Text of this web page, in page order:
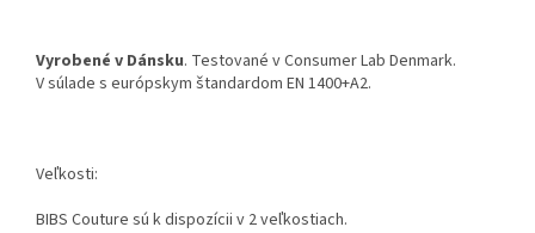
Vyrobené v Dánsku. Testované v Consumer Lab Denmark.
V súlade s európskym štandardom EN 1400+A2.
Veľkosti:
BIBS Couture sú k dispozícii v 2 veľkostiach.